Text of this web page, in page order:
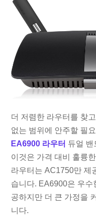
더 저렴한 라우터를 찾
없는 범위에 안주할 필
EA6900 라우터 듀얼 밴
이것은 가격 대비 훌륭
라우터는 AC1750만 제
습니다. EA6900은 우수
공하지만 더 큰 가정을
니다.